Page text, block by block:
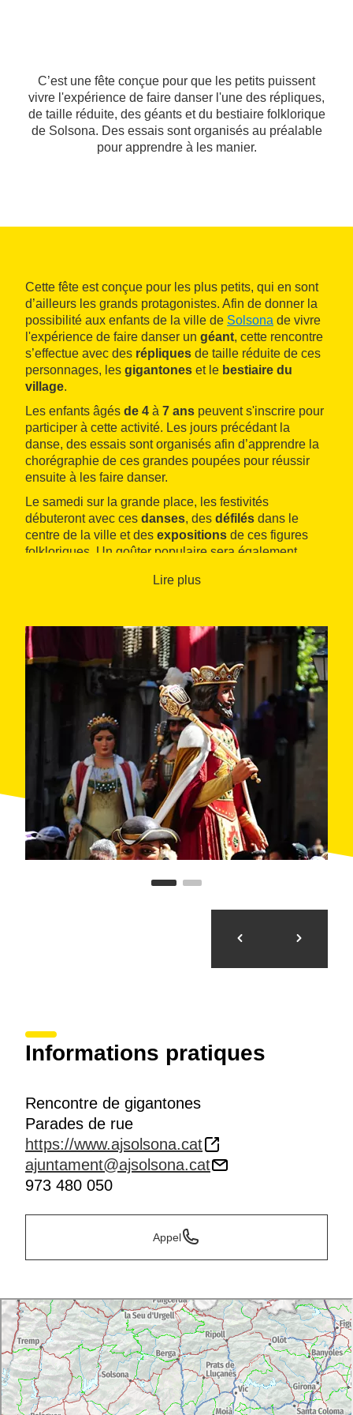
C’est une fête conçue pour que les petits puissent
vivre l'expérience de faire danser l'une des répliques,
de taille réduite, des géants et du bestiaire folklorique
de Solsona. Des essais sont organisés au préalable
pour apprendre à les manier.
Cette fête est conçue pour les plus petits, qui en sont
d’ailleurs les grands protagonistes. Afin de donner la
possibilité aux enfants de la ville de Solsona de vivre
l'expérience de faire danser un géant, cette rencontre
s’effectue avec des répliques de taille réduite de ces
personnages, les gigantones et le bestiaire du
village.
Les enfants âgés de 4 à 7 ans peuvent s'inscrire pour
participer à cette activité. Les jours précédant la
danse, des essais sont organisés afin d’apprendre la
chorégraphie de ces grandes poupées pour réussir
ensuite à les faire danser.
Le samedi sur la grande place, les festivités
débuteront avec ces danses, des défilés dans le
centre de la ville et des expositions de ces figures
folkloriques. Un goûter populaire sera également
Lire plus
Informations pratiques
Rencontre de gigantones
Parades de rue
https://www.ajsolsona.cat
ajuntament@ajsolsona.cat
973 480 050
Appel